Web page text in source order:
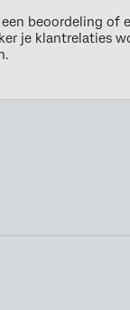
beoordeling of
je klantrelaties